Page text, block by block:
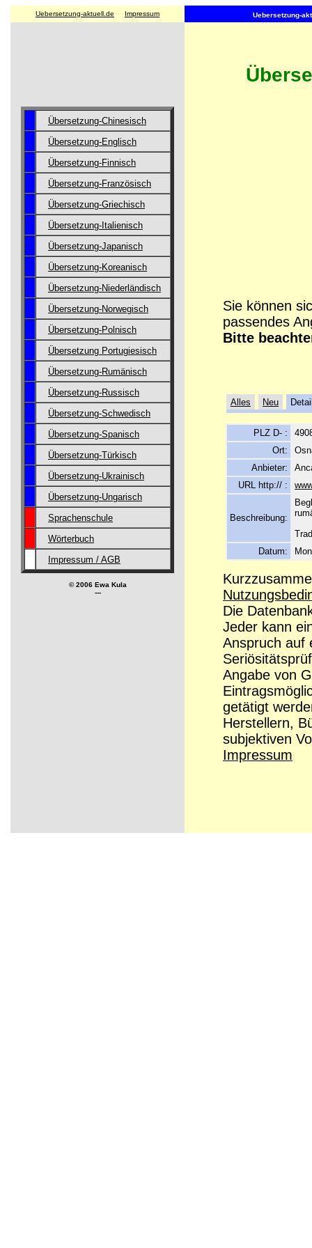
Uebersetzung-aktuell.de Impressum Uebersetzung-
Übersetzung-Chinesisch
Übersetzung-Englisch
Übersetzung-Finnisch
Übersetzung-Französisch
Übersetzung-Griechisch
Übersetzung-Italienisch
Übersetzung-Japanisch
Übersetzung-Koreanisch
Übersetzung-Niederländisch
Übersetzung-Norwegisch
Übersetzung-Polnisch
Übersetzung Portugiesisch
Übersetzung-Rumänisch
Übersetzung-Russisch
Übersetzung-Schwedisch
Übersetzung-Spanisch
Übersetzung-Türkisch
Übersetzung-Ukrainisch
Übersetzung-Ungarisch
Sprachenschule
Wörterbuch
Impressum / AGB
© 2006 Ewa Kula
---
Sie können
passendes
Bitte
Alles Neu
PLZ D- :
Ort:
Anbieter:
URL http:// :
Beschreibung:
Datum:
Die
Jeder kann
Anspruch auf
Angabe von
getätigt
Herstellern,
subjektiven
Impressum